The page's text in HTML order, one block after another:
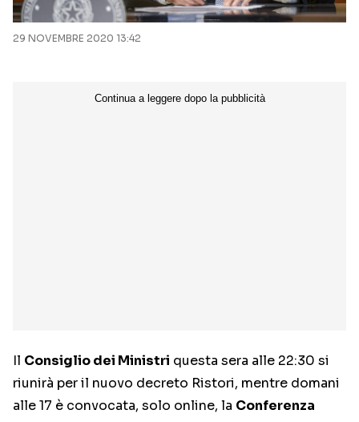
29 NOVEMBRE 2020 13:42
Il Consiglio dei Ministri questa sera alle 22:30 si
riunirà per il nuovo decreto Ristori, mentre domani
alle 17 è convocata, solo online, la Conferenza